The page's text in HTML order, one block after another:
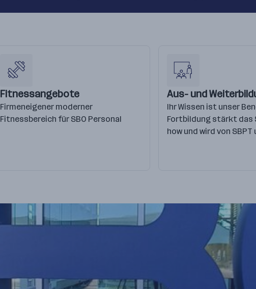
Fitnessangebote
Firmeneigener moderner
Fitnessbereich für SBO Personal
Aus- und
Ihr Wissen ist unser
Fortbildung stärkt das
how und wird von